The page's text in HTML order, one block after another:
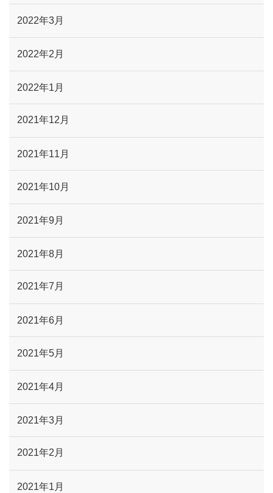
2022年3月
2022年2月
2022年1月
2021年12月
2021年11月
2021年10月
2021年9月
2021年8月
2021年7月
2021年6月
2021年5月
2021年4月
2021年3月
2021年2月
2021年1月